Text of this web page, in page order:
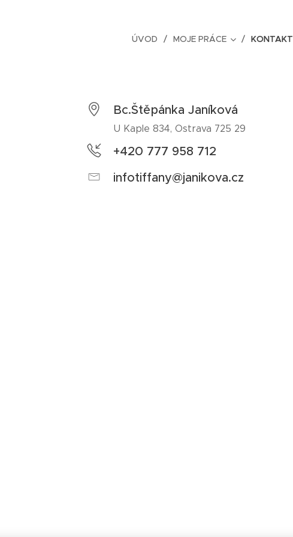
ÚVOD MOJE PRÁCE KONTAKT
Bc.Štěpánka Janíková
U Kaple 834, Ostrava 725 29
+420 777 958 712
infotiffany@janikova.cz